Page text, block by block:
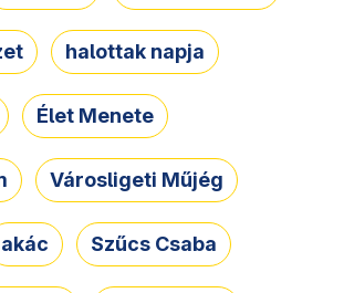
halottak napja
Élet Menete
Városligeti Műjég
akác Szűcs Csaba